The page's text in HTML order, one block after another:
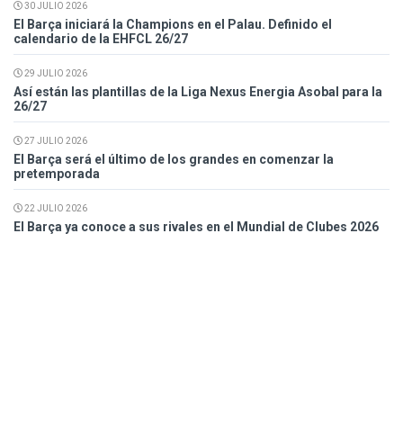
30 JULIO 2026
El Barça iniciará la Champions en el Palau. Definido el
calendario de la EHFCL 26/27
29 JULIO 2026
Así están las plantillas de la Liga Nexus Energia Asobal para la
26/27
27 JULIO 2026
El Barça será el último de los grandes en comenzar la
pretemporada
22 JULIO 2026
El Barça ya conoce a sus rivales en el Mundial de Clubes 2026